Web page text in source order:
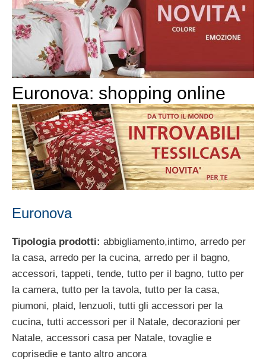
Euronova: shopping online
Euronova
Tipologia prodotti: abbigliamento,intimo, arredo per
la casa, arredo per la cucina, arredo per il bagno,
accessori, tappeti, tende, tutto per il bagno, tutto per
la camera, tutto per la tavola, tutto per la casa,
piumoni, plaid, lenzuoli, tutti gli accessori per la
cucina, tutti accessori per il Natale, decorazioni per
Natale, accessori casa per Natale, tovaglie e
coprisedie e tanto altro ancora